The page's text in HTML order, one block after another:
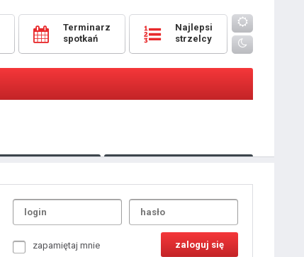
Terminarz
spotkań
Najlepsi
strzelcy
zapamiętaj mnie